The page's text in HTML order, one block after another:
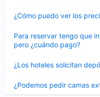
¿Cómo puedo ver los
cerrado
Para reservar tengo que
pero ¿cuándo pago?
cerrado
¿Los hoteles solicitan
cerrado
¿Podemos pedir camas
cerrado